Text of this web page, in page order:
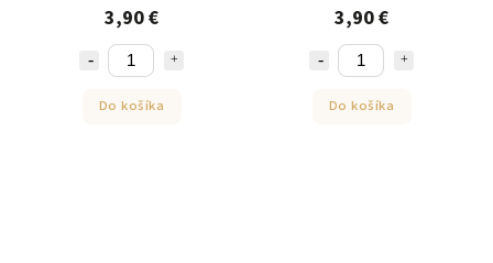
3,90 €
Do košíka
3,90 €
Do košíka